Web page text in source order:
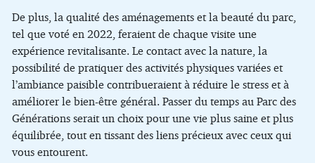
De plus, la qualité des aménagements et la beauté du parc,
tel que voté en 2022, feraient de chaque visite une
expérience revitalisante. Le contact avec la nature, la
possibilité de pratiquer des activités physiques variées et
l’ambiance paisible contribueraient à réduire le stress et à
améliorer le bien-être général. Passer du temps au Parc des
Générations serait un choix pour une vie plus saine et plus
équilibrée, tout en tissant des liens précieux avec ceux qui
vous entourent.